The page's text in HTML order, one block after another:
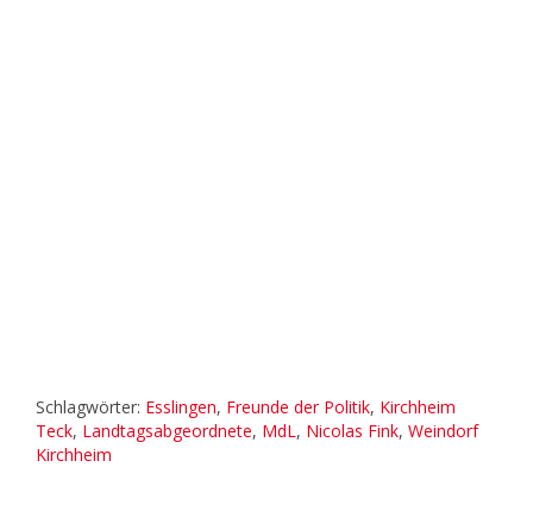
Schlagwörter: Esslingen, Freunde der Politik, Kirchheim
Teck, Landtagsabgeordnete, MdL, Nicolas Fink, Weindorf
Kirchheim